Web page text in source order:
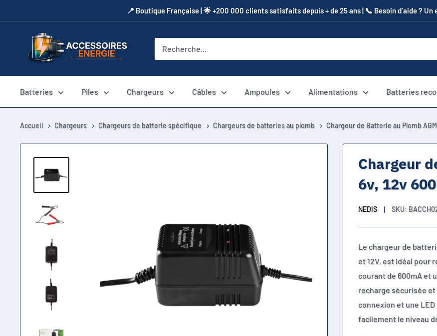
au
​📍​ Boutique Française | 🌟 +200 000 clients satisfaits depuis + de 25 ans | 📞​ Besoin d’aide ? Un
Accessoires
Energie
Batteries Piles Chargeurs Câbles Ampoules Alimentations Batteries
Accueil Chargeurs Chargeurs de batterie spécifique Chargeurs de batteries au plomb Chargeur de Batterie au Plomb
Chargeur
6v, 12v
NEDIS SKU:
Le chargeur de
et 12V, est idéal pour
courant de 600mA et
recharge sécurisée
connexion et une
facilement le niveau